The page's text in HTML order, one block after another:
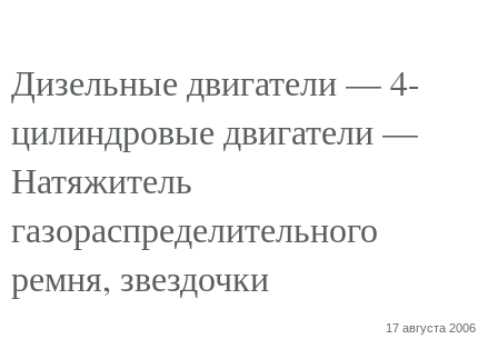
Дизельные двигатели — 4-
цилиндровые двигатели —
Натяжитель
газораспределительного
ремня, звездочки
17 августа 2006